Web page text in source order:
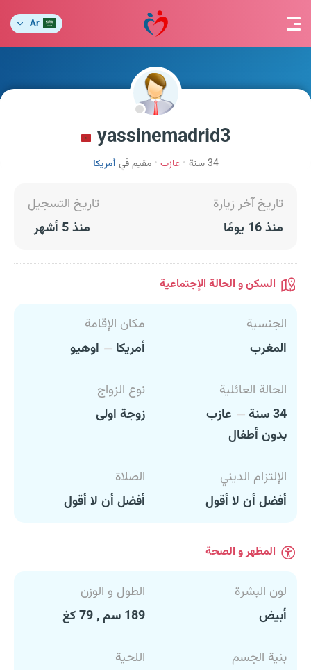
Ar
yassinemadrid3
34 سنة عازب مقيم في أمريكا
تاريخ آخر زيارة
منذ 16 يومًا
تاريخ التسجيل
منذ 5 أشهر
السكن و الحالة الإجتماعية
الجنسية
المغرب
مكان الإقامة
أمريكا
اوهيو
الحالة العائلية
34 سنة
عازب
بدون أطفال
نوع الزواج
زوجة اولى
الإلتزام الديني
أفضل أن لا أقول
الصلاة
أفضل أن لا أقول
المظهر و الصحة
لون البشرة
أبيض
الطول و الوزن
189 سم , 79 كغ
بنية الجسم
اللحية